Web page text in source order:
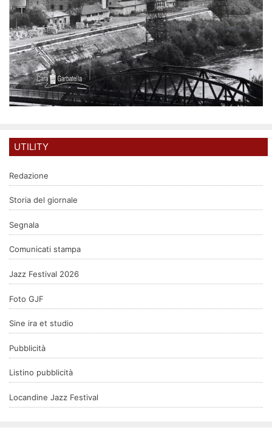
UTILITY
Redazione
Storia del giornale
Segnala
Comunicati stampa
Jazz Festival 2026
Foto GJF
Sine ira et studio
Pubblicità
Listino pubblicità
Locandine Jazz Festival